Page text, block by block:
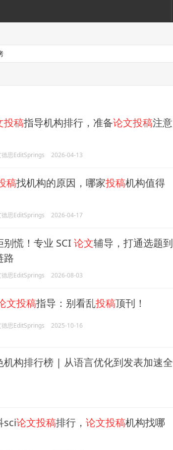
投稿指导机构排行，准备论文投稿注意
德思EditSprings 2026-04-13
稿找机构的原因，哪家投稿机构值得
德思EditSprings 2026-04-17
别慌！专业 SCI 论文辅导，打通选题到
路
德思EditSprings 2026-08-03
文投稿指导：别看乱投稿顶刊！
德思EditSprings 2025-10-16
机构排行榜 | 从语言优化到发表加速全
sci论文投稿排行， 论文投稿机构找哪